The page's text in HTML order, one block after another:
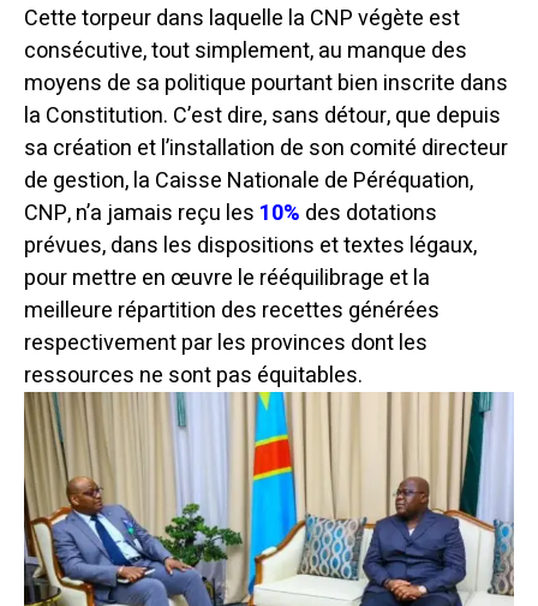
Cette torpeur dans laquelle la CNP végète est
consécutive, tout simplement, au manque des
moyens de sa politique pourtant bien inscrite dans
la Constitution. C’est dire, sans détour, que depuis
sa création et l’installation de son comité directeur
de gestion, la Caisse Nationale de Péréquation,
CNP, n’a jamais reçu les 10% des dotations
prévues, dans les dispositions et textes légaux,
pour mettre en œuvre le rééquilibrage et la
meilleure répartition des recettes générées
respectivement par les provinces dont les
ressources ne sont pas équitables.